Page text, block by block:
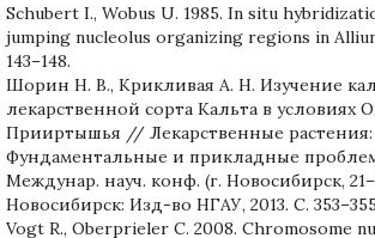
Schubert I., Wobus U. 1985. In situ
jumping nucleolus organizing regions in
143–148.
Шорин Н. В., Крикливая А. Н. Изучение
лекарственной сорта Кальта в условиях
Прииртышья // Лекарственные растения:
Фундаментальные и прикладные
Междунар. науч. конф. (г. Новосибирск,
Новосибирск: Изд-во НГАУ, 2013. С.
Vogt R., Oberprieler C. 2008. Chromosome